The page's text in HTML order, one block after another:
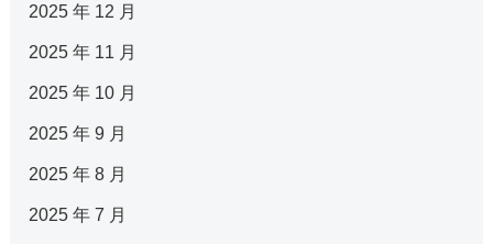
2025 年 12 月
2025 年 11 月
2025 年 10 月
2025 年 9 月
2025 年 8 月
2025 年 7 月